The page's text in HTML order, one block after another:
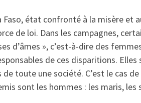
Faso, état confronté à la misère et
de loi. Dans les campagnes,
d’âmes », c’est-à-dire des
de ces disparitions.
de toute une société. C’est le cas
sont les hommes : les maris,